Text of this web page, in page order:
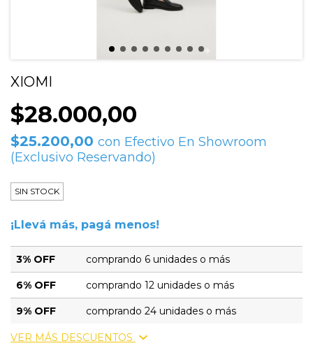
XIOMI
$28.000,00
$25.200,00 con Efectivo En Showroom
(Exclusivo Reservando)
SIN STOCK
¡Llevá más, pagá menos!
3% OFF comprando 6 unidades o más
6% OFF comprando 12 unidades o más
9% OFF comprando 24 unidades o más
VER MÁS DESCUENTOS